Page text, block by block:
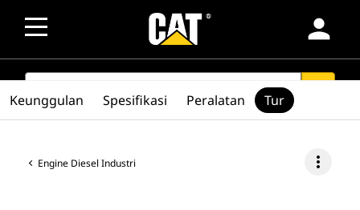
person
SEARCH
Engine Diesel Industri more_vert
Keunggulan Spesifikasi Peralatan Tur